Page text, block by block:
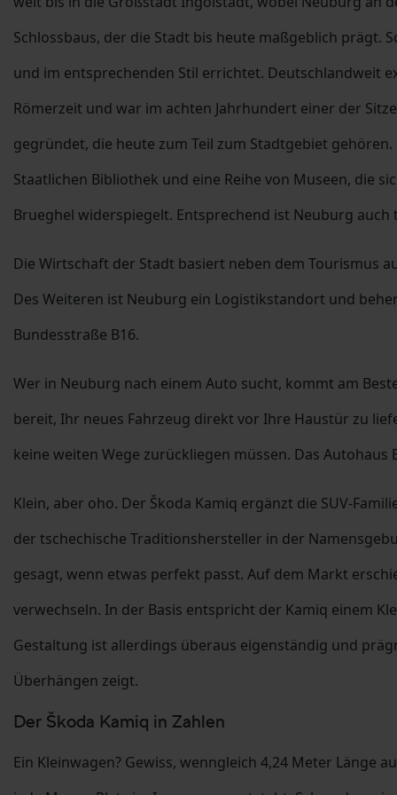
Schlossbaus, der die Stadt bis heute maßgeblich prägt.
und im entsprechenden Stil errichtet. Deutschlandweit
Römerzeit und war im achten Jahrhundert einer der
gegründet, die heute zum Teil zum Stadtgebiet
Staatlichen Bibliothek und eine Reihe von Museen, die
Brueghel widerspiegelt. Entsprechend ist Neuburg
Die Wirtschaft der Stadt basiert neben dem Tourismus
Des Weiteren ist Neuburg ein Logistikstandort und
Bundesstraße B16.
Wer in Neuburg nach einem Auto sucht, kommt am
bereit, Ihr neues Fahrzeug direkt vor Ihre Haustür zu
keine weiten Wege zurückliegen müssen. Das
Klein, aber oho. Der Škoda Kamiq ergänzt die SUV-
der tschechische Traditionshersteller in der
gesagt, wenn etwas perfekt passt. Auf dem Markt
verwechseln. In der Basis entspricht der Kamiq einem
Gestaltung ist allerdings überaus eigenständig und
Überhängen zeigt.
Der Škoda Kamiq in Zahlen
Ein Kleinwagen? Gewiss, wenngleich 4,24 Meter Länge